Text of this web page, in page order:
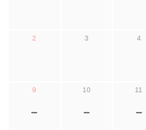
2 3 4
9
ー
10
ー
11
ー